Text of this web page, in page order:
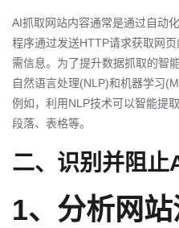
AI抓取网站内容通常是通过自动
程序通过发送HTTP请求获取网
需信息。为了提升数据抓取的智
自然语言处理(NLP)和机器学习
例如，利用NLP技术可以智能提
段落、表格等。
二、识别并阻止
1、分析网